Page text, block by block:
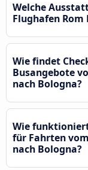
Welche
Flughafen
Wie findet
Busangebote
nach Bologna?
Wie
für Fahrten
nach Bologna?